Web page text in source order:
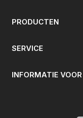
PRODUCTEN
SERVICE
INFORMATIE